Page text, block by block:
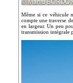
Même si ce véhicule
compte une traverse
en largeur. Un peu
transmission intégrale